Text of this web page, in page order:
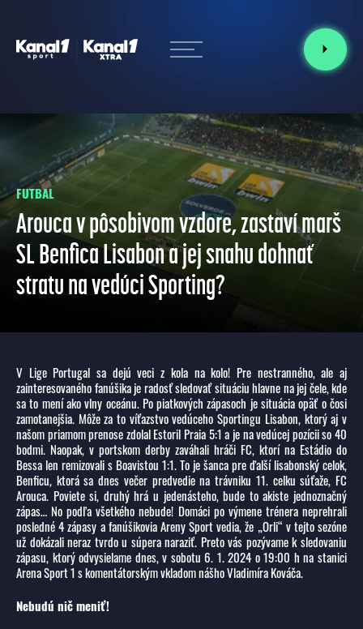
FUTBAL
Arouca v pôsobivom vzdore, zastaví marš
SL Benfica Lisabon a jej snahu dohnať
stratu na vedúci Sporting?
V Lige Portugal sa dejú veci z kola na kolo! Pre nestranného, ale aj
zainteresovaného fanúšika je radosť sledovať situáciu hlavne na jej čele, kde
sa to mení ako vlny oceánu. Po piatkových zápasoch je situácia opäť o čosi
zamotanejšia. Môže za to víťazstvo vedúceho Sportingu Lisabon, ktorý aj v
našom priamom prenose zdolal Estoril Praia 5:1 a je na vedúcej pozícii so 40
bodmi. Naopak, v portskom derby zaváhali hráči FC, ktorí na Estádio do
Bessa len remizovali s Boavistou 1:1. To je šanca pre ďalší lisabonský celok,
Benficu, ktorá sa dnes večer predvedie na trávniku 11. celku súťaže, FC
Arouca. Poviete si, druhý hrá u jedenásteho, bude to akiste jednoznačný
zápas… No podľa všetkého nebude! Domáci po výmene trénera neprehrali
posledné 4 zápasy a fanúšikovia Areny Sport vedia, že „Orli“ v tejto sezóne
už dokázali neraz tvrdo u súpera naraziť. Preto vás pozývame k sledovaniu
zápasu, ktorý odvysielame dnes, v sobotu 6. 1. 2024 o 19:00 h na stanici
Arena Sport 1 s komentátorským vkladom nášho Vladimíra Kováča.
Nebudú nič meniť!